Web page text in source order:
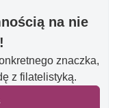
na nie
znaczka,
z filatelistyką.